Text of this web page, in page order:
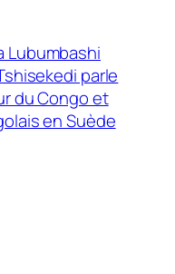
Lubumbashi
parle
du Congo et
en Suède